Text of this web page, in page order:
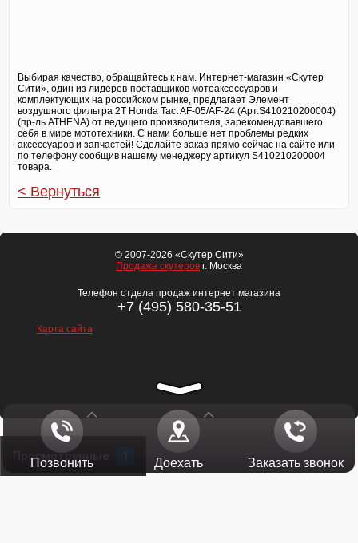
Выбирая качество, обращайтесь к нам. Интернет-магазин «Скутер
Сити», один из лидеров-поставщиков мотоаксессуаров и
комплектующих на российском рынке, предлагает Элемент
воздушного фильтра 2T Honda Tact AF-05/AF-24 (Арт.S410210200004)
(пр-ль ATHENA) от ведущего производителя, зарекомендовавшего
себя в мире мототехники. С нами больше нет проблемы редких
аксессуаров и запчастей! Сделайте заказ прямо сейчас на сайте или
по телефону сообщив нашему менеджеру артикул S410210200004
товара.
< Вернуться
Просмотренные
© 2007-2026 «Скутер Сити»
Продажа скутеров г. Москва
Телефон отдела продаж интернет магазина
+7 (495) 580-35-51
Карта сайта
Позвонить Доехать Заказать звонок